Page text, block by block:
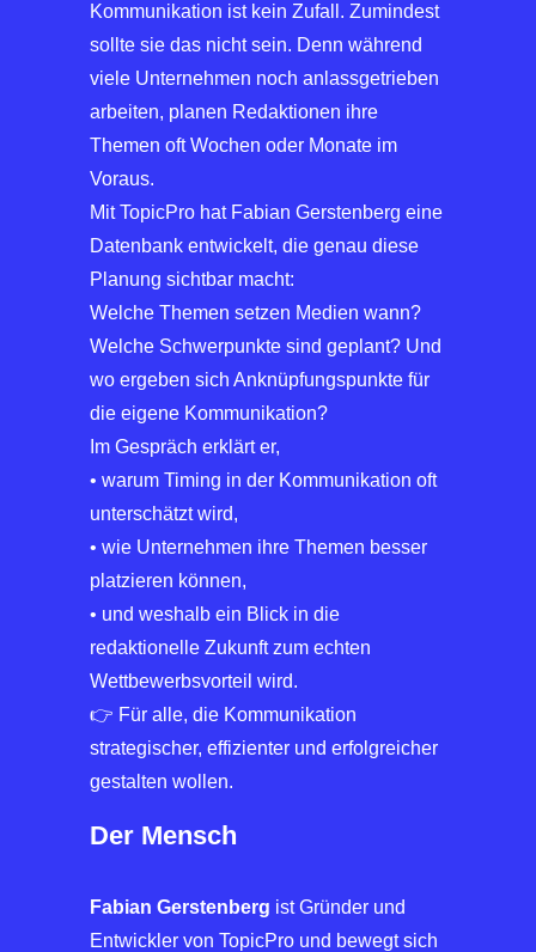
Kommunikation ist kein Zufall. Zumindest
sollte sie das nicht sein. Denn während
viele Unternehmen noch anlassgetrieben
arbeiten, planen Redaktionen ihre
Themen oft Wochen oder Monate im
Voraus.
Mit TopicPro hat Fabian Gerstenberg eine
Datenbank entwickelt, die genau diese
Planung sichtbar macht:
Welche Themen setzen Medien wann?
Welche Schwerpunkte sind geplant? Und
wo ergeben sich Anknüpfungspunkte für
die eigene Kommunikation?
Im Gespräch erklärt er,
• warum Timing in der Kommunikation oft
unterschätzt wird,
• wie Unternehmen ihre Themen besser
platzieren können,
• und weshalb ein Blick in die
redaktionelle Zukunft zum echten
Wettbewerbsvorteil wird.
👉 Für alle, die Kommunikation
strategischer, effizienter und erfolgreicher
gestalten wollen.
Der Mensch
Fabian Gerstenberg ist Gründer und
Entwickler von TopicPro und bewegt sich